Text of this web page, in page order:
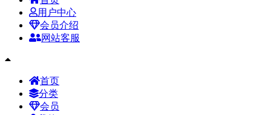
用户中心
会员介绍
网站客服
首页
分类
会员